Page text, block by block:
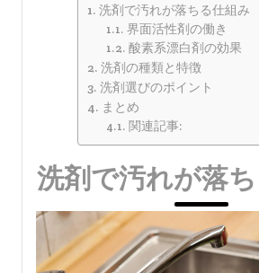
洗剤で汚れが落ちる仕組み
界面活性剤の働き
酸素系漂白剤の効果
洗剤の種類と特徴
洗剤選びのポイント
まとめ
関連記事:
洗剤で汚れが落